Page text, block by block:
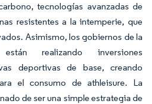
tecnologías avanzadas de
resistentes a la intemperie, que
Asimismo, los gobiernos de la
realizando inversiones
deportivas de base, creando
el consumo de athleisure. La
de ser una simple estrategia de